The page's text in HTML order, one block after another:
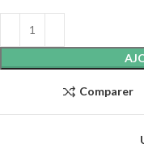
Comparer